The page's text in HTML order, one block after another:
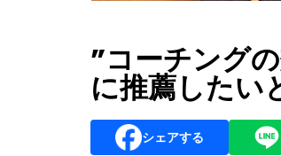
”コーチング
に推薦した
シェアする